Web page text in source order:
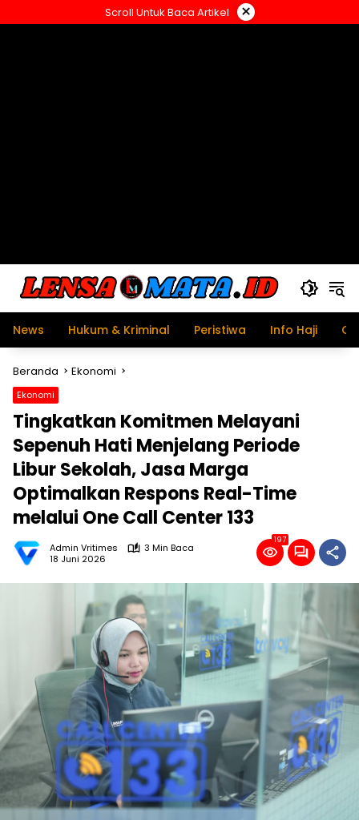
ke
Scroll Untuk Baca Artikel ×
News Hukum & Kriminal Peristiwa Info Haji
Beranda Ekonomi
Ekonomi
Tingkatkan Komitmen Melayani
Sepenuh Hati Menjelang Periode
Libur Sekolah, Jasa Marga
Optimalkan Respons Real-Time
melalui One Call Center 133
Admin Vritimes
3 Min Baca
18 Juni 2026
197